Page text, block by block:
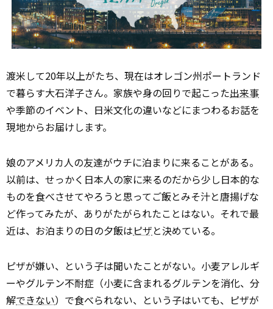
渡米して20年以上がたち、現在はオレゴン州ポートランド
で暮らす大石洋子さん。家族や身の回りで起こった出来事
や季節のイベント、日米文化の違いなどにまつわるお話を
現地からお届けします。
娘のアメリカ人の友達がウチに泊まりに来ることがある。
以前は、せっかく日本人の家に来るのだから少し日本的な
ものを食べさせてやろうと思ってご飯とみそ汁と唐揚げな
ど作ってみたが、ありがたがられたことはない。それで最
近は、お泊まりの日の夕飯はピザと決めている。
ピザが嫌い、という子は聞いたことがない。小麦アレルギ
ーやグルテン不耐症（小麦に含まれるグルテンを消化、分
解できない）で食べられない、という子はいても、ピザが